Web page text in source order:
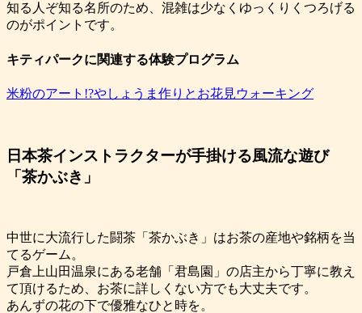
知る人ぞ知る名所のため、混雑は少なくゆっくりくつろげる
のがポイントです。
キティパークに関連する体験プログラム
米粉のアート!?やしょうま作りとお花見ウォーキング
日本茶インストラクターが手掛ける風流な遊び
「茶かぶき」
中世に大流行した闘茶「茶かぶき」はお茶の産地や銘柄を当
てるゲーム。
戸倉上山田温泉にある老舗「君島園」の店主から丁寧に教え
て頂けるため、お茶に詳しくない方でも大丈夫です。
あんずの花の下で優雅なひと時を。